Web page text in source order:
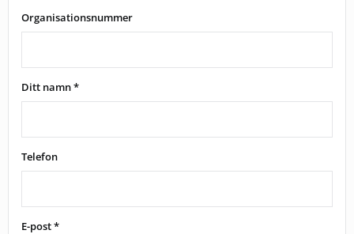
Organisationsnummer
Ditt namn *
Telefon
E-post *